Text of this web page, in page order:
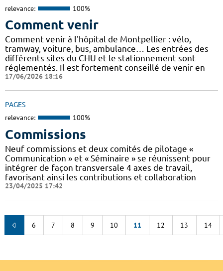
relevance: 100%
Comment venir
Comment venir à l'hôpital de Montpellier : vélo,
tramway, voiture, bus, ambulance… Les entrées des
différents sites du CHU et le stationnement sont
réglementés. Il est fortement conseillé de venir en
17/06/2026 18:16
PAGES
relevance: 100%
Commissions
Neuf commissions et deux comités de pilotage «
Communication » et « Séminaire » se réunissent pour
intégrer de façon transversale 4 axes de travail,
favorisant ainsi les contributions et collaboration
23/04/2025 17:42
6 7 8 9 10 11 12 13 14